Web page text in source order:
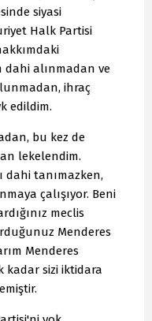
siyasi
Halk Partisi
alınmadan ve
ihraç
edildim.
bu kez de
lekelendim.
dahi tanımazken,
çalışıyor. Beni
meclis
Menderes
Menderes
kadar sizi iktidara